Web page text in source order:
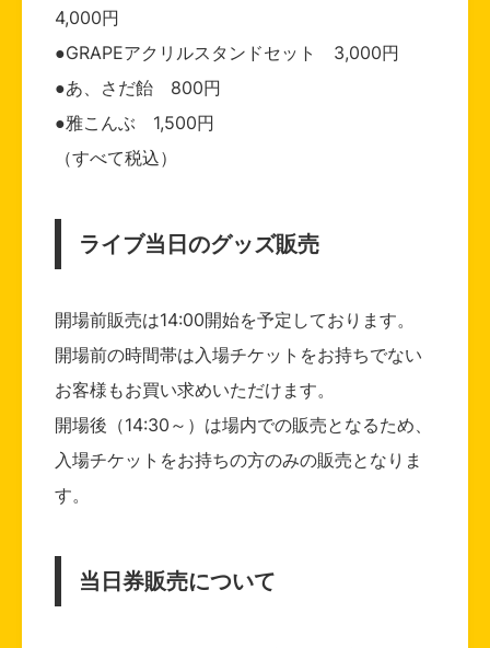
4,000円
●GRAPEアクリルスタンドセット 3,000円
●あ、さだ飴 800円
●雅こんぶ 1,500円
（すべて税込）
ライブ当日のグッズ販売
開場前販売は14:00開始を予定しております。
開場前の時間帯は入場チケットをお持ちでない
お客様もお買い求めいただけます。
開場後（14:30～）は場内での販売となるため、
入場チケットをお持ちの方のみの販売となりま
す。
当日券販売について